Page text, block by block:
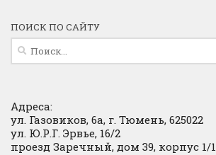
ПОИСК ПО САЙТУ
Найти:
Адреса:
ул. Газовиков, 6а, г. Тюмень, 625022
ул. Ю.Р.Г. Эрвье, 16/2
проезд Заречный, дом 39, корпус 1/1